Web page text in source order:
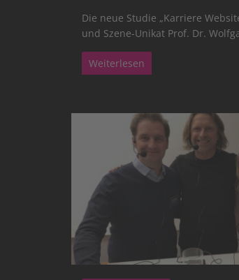
Die neue Studie „Karriere
und Szene-Unikat Prof. Dr.
Weiterlesen